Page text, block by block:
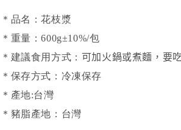
＊品名：花枝漿
＊重量：600g±10%/包
＊建議食用方式： 可加火鍋或煮麵，要
＊保存方式：冷凍保存
＊產地:台灣
＊豬脂產地：台灣